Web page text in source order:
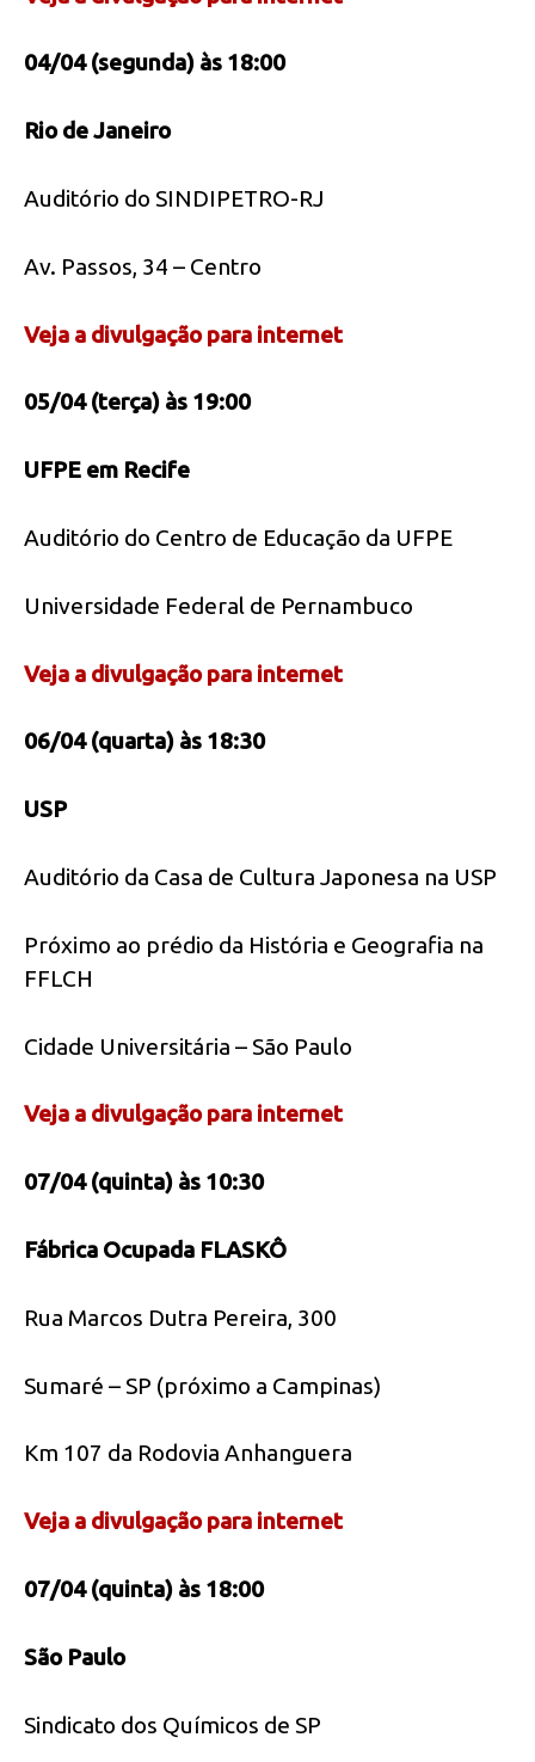
04/04 (segunda) às 18:00
Rio de Janeiro
Auditório do SINDIPETRO-RJ
Av. Passos, 34 – Centro
Veja a divulgação para internet
05/04 (terça) às 19:00
UFPE em Recife
Auditório do Centro de Educação da UFPE
Universidade Federal de Pernambuco
Veja a divulgação para internet
06/04 (quarta) às 18:30
USP
Auditório da Casa de Cultura Japonesa na USP
Próximo ao prédio da História e Geografia na
FFLCH
Cidade Universitária – São Paulo
Veja a divulgação para internet
07/04 (quinta) às 10:30
Fábrica Ocupada FLASKÔ
Rua Marcos Dutra Pereira, 300
Sumaré – SP (próximo a Campinas)
Km 107 da Rodovia Anhanguera
Veja a divulgação para internet
07/04 (quinta) às 18:00
São Paulo
Sindicato dos Químicos de SP